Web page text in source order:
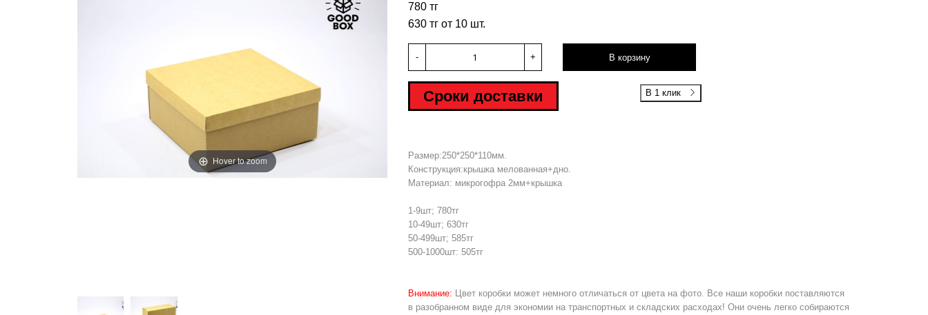
Hover to zoom
780 тг
630 тг от 10 шт.
- + В корзину
Сроки доставки В 1 клик
Размер:250*250*110мм.
Конструкция:крышка мелованная+дно.
Материал: микрогофра 2мм+крышка
1-9шт; 780тг
10-49шт; 630тг
50-499шт; 585тг
500-1000шт: 505тг
Внимание: Цвет коробки может немного отличаться от цвета на фото. Все наши коробки поставляются
в разобранном виде для экономии на транспортных и складских расходах! Они очень легко собираются